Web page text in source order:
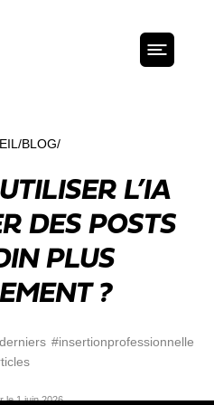
BLOG
L’IA
DES POSTS
PLUS
?
#insertionprofessionnelle
le 1 juin 2026